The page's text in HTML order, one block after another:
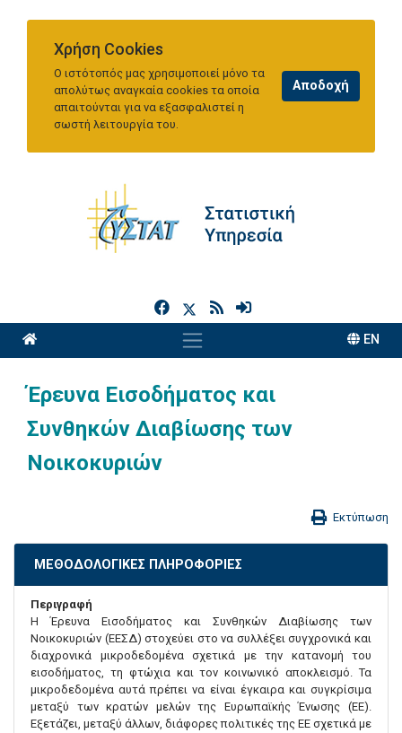
Χρήση Cookies
Ο ιστότοπός μας χρησιμοποιεί μόνο τα
απολύτως αναγκαία cookies τα οποία
απαιτούνται για να εξασφαλιστεί η
σωστή λειτουργία του.
h
EN
Έρευνα Εισοδήματος και
Συνθηκών Διαβίωσης των
Νοικοκυριών
Εκτύπωση
ΜΕΘΟΔΟΛΟΓΙΚΕΣ ΠΛΗΡΟΦΟΡΙΕΣ
Περιγραφή
Η Έρευνα Εισοδήματος και Συνθηκών Διαβίωσης των
Νοικοκυριών (ΕΕΣΔ) στοχεύει στο να συλλέξει συγχρονικά και
διαχρονικά μικροδεδομένα σχετικά με την κατανομή του
εισοδήματος, τη φτώχια και τον κοινωνικό αποκλεισμό. Τα
μικροδεδομένα αυτά πρέπει να είναι έγκαιρα και συγκρίσιμα
μεταξύ των κρατών μελών της Ευρωπαϊκής Ένωσης (ΕΕ).
Εξετάζει, μεταξύ άλλων, διάφορες πολιτικές της ΕΕ σχετικά με